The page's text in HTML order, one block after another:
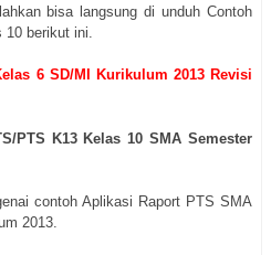
bisa langsung di unduh Contoh
berikut ini.
6 SD/MI Kurikulum 2013 Revisi
PTS K13 Kelas 10 SMA Semester
contoh Aplikasi Raport PTS SMA
2013.